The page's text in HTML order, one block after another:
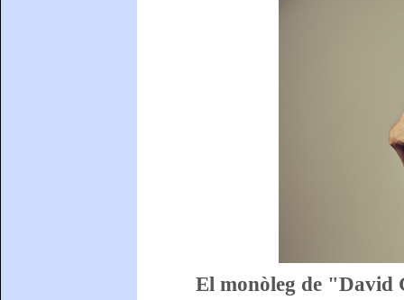
El monòleg de "David